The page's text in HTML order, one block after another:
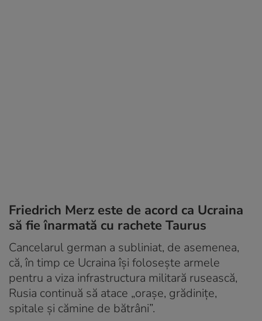
Friedrich Merz este de acord ca Ucraina
să fie înarmată cu rachete Taurus
Cancelarul german a subliniat, de asemenea,
că, în timp ce Ucraina își folosește armele
pentru a viza infrastructura militară rusească,
Rusia continuă să atace „orașe, grădinițe,
spitale și cămine de bătrâni”.